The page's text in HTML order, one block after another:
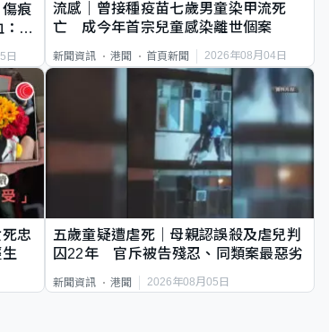
痕
同
日
流感｜曾接種疫苗七歲男童染甲流死
亡 成今年首宗兒童感染離世個案
新聞資訊 港聞 首頁新聞 2026年08月04日
忠
五歲童疑遭虐死｜母親認誤殺及虐兒判
囚22年 官斥被告殘忍、同類案最惡劣
新聞資訊 港聞 2026年08月05日